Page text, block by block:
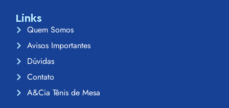
Links
Quem Somos
Avisos Importantes
Dúvidas
Contato
A&Cia Tênis de Mesa